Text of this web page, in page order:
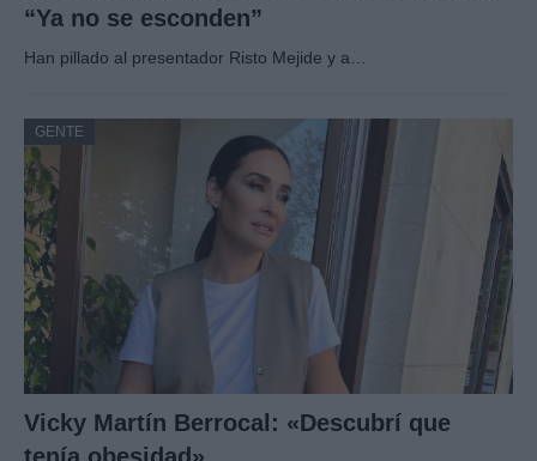
“Ya no se esconden”
Han pillado al presentador Risto Mejide y a…
GENTE
Vicky Martín Berrocal: «Descubrí que